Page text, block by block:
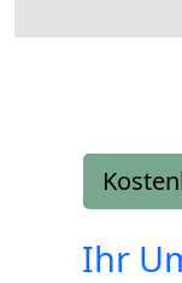
Ihr